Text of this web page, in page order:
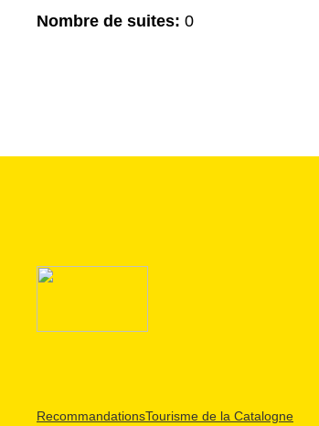
Nombre de suites: 0
RecommandationsTourisme de la Catalogne